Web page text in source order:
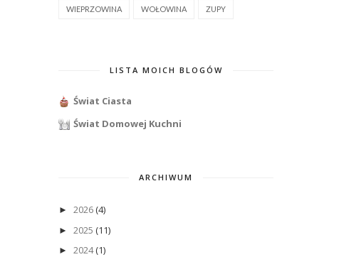
WIEPRZOWINA WOŁOWINA ZUPY
LISTA MOICH BLOGÓW
Świat Ciasta
Świat Domowej Kuchni
ARCHIWUM
►2026 (4)
►2025 (11)
►2024(1)